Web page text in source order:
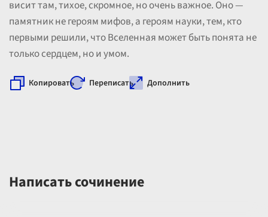
висит там, тихое, скромное, но очень важное. Оно —
памятник не героям мифов, а героям науки, тем, кто
первыми решили, что Вселенная может быть понята не
только сердцем, но и умом.
Копировать Переписать Дополнить
Написать сочинение